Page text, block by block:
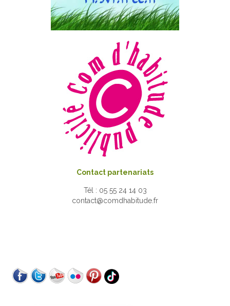
Contact partenariats
Tél : 05 55 24 14 03
contact@comdhabitude.fr